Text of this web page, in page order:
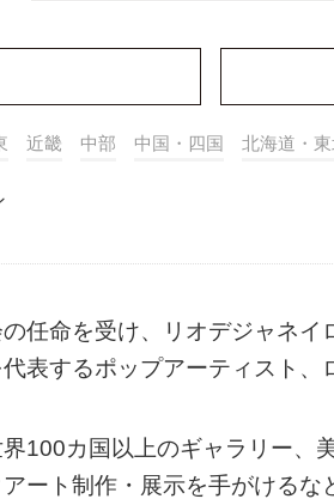
近畿 中部 中国・四国 北海道・
任命を受け、リオデジャネ
表するポップアーティスト、
100カ国以上のギャラリー、
ート制作・展示を手がける